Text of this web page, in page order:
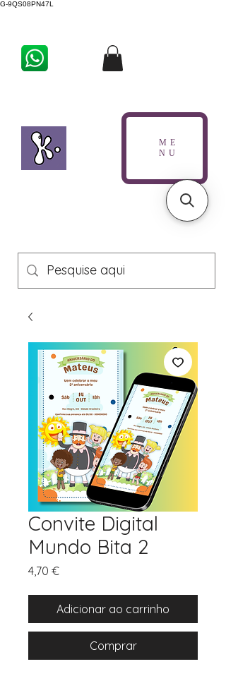
G-9QS08PN47L
ME
NU
Convite Digital
Mundo Bita 2
4,70 €Preço
Adicionar ao carrinho
Comprar